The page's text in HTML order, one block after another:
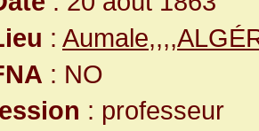
:
: NO
: professeur